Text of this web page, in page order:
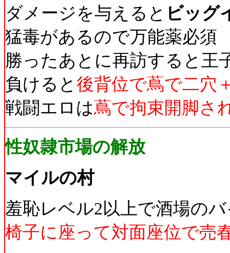
ダメージを与えると ビッグ
猛毒があるので万能薬必須
勝ったあとに再訪すると王
負けると 後背位で蔦で二穴
戦闘エロは蔦で拘束開脚さ
性奴隷市場の解放
マイルの村
羞恥レベル2以上で酒場の
椅子に座って対面座位で売